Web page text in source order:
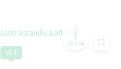
carte agrandie à afficher
50 €
3D map